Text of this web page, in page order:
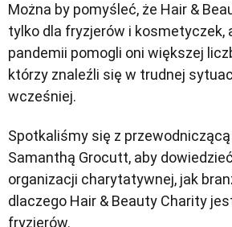
Można by pomyśleć, że Hair &
tylko dla fryzjerów i kosmetyczek,
pandemii pomogli oni większej
którzy znaleźli się w trudnej
wcześniej.
Spotkaliśmy się z
Samanthą Grocutt, aby
organizacji charytatywnej, jak
dlaczego Hair & Beauty Charity
fryzjerów.